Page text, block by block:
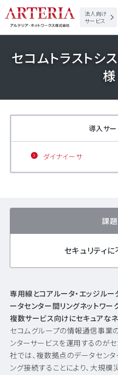
法人向け
サービス
サイト
サイト内で検索したいフリー
セコムトラストシ
様
導入サー
ダイナイーサ
課題
セキュリティ
専用線とコアルータ・エッジルー
ータセンター間リングネットワ
複数サービス向けにセキュアな
セコムグループの情報通信事業
ンターサービスを運用するのがセ
社では、複数拠点のデータセン
ング接続することにより、大規模